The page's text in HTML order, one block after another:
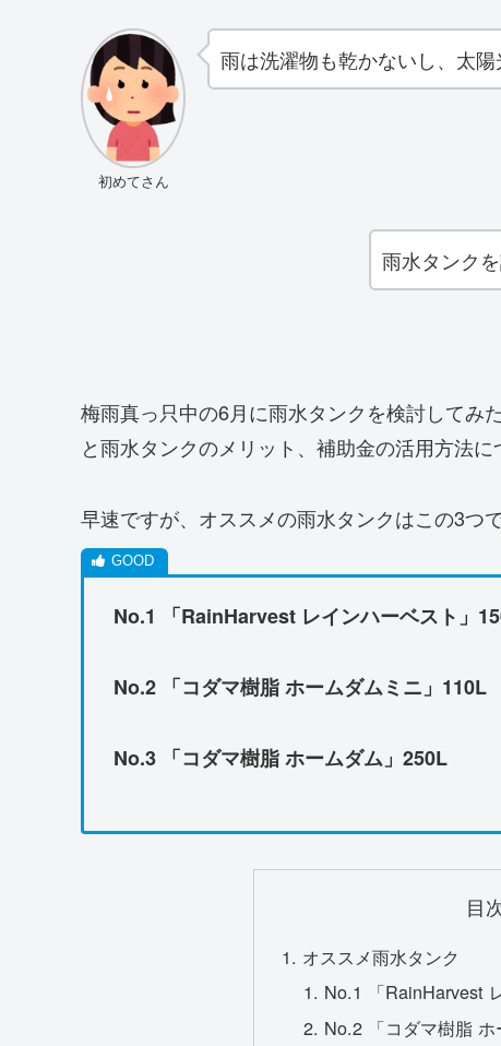
初めてさん
雨は洗濯物も乾かないし、太
雨水タンク
梅雨真っ只中の6月に雨水タンクを検討してみ
と雨水タンクのメリット、補助金の活用方法に
早速ですが、オススメの雨水タンクはこの3つで
No.1 「RainHarvest レインハーベスト」
No.2 「コダマ樹脂 ホームダムミニ」110L
No.3 「コダマ樹脂 ホームダム」250L
目
オススメ雨水タンク
No.1 「RainHarvest
No.2 「コダマ樹脂